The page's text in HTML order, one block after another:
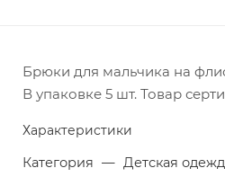
Брюки для мальчика на
В упаковке 5 шт. Товар
Характеристики
Категория — Детская